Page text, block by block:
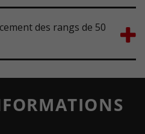
des rangs de 50